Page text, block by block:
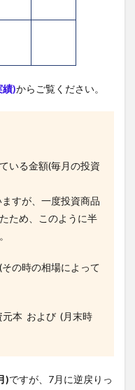
績)からご覧ください。
いる金額(毎月の投資
すが、一度投資商品
ため、このように半
の時の相場によって
元本 および (月末時
)ですが、7月に逆戻りっ